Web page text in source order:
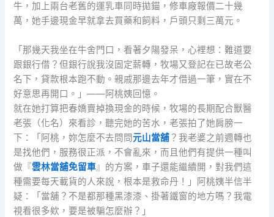
牛，加上兩台老舊的運乳車同時拋錨，修車廠報價二十幾
萬，她手邊現金早就拿去買藥和飼料，戶頭只剩三萬元。
「那幾天我坐在牛舍門口，看著夕陽發呆，心裡想：難道要
跟銀行借？但銀行說我沒固定薪轉，牧場又登記在已故老公
名下，貸款根本跑不動。親戚那邊去年才借過一筆，實在不
好意思再開口。」——阿桃姨回憶。
就在她打算把春嬌賣掉換現金的時候，牧場的長期配合獸醫
老張（化名）來看診，聽完她的苦水，老張拍了她肩膀一
下：「阿桃，妳怎麼不去問問元山當舖 ？我老婆之前週轉也
是找他們，服務很正派，不會亂來，而且他們有提供一種叫
做『雲林當舖免留車』的方案，車子還能繼續開，對我們這
種需要每天載貨的人來說，根本是救命丹！」阿桃姨半信半
疑：「當舖？不是都那種黑漆漆、掛著鐵窗的地方嗎？我電
視看很多欸，要是被騙怎麼辦？」